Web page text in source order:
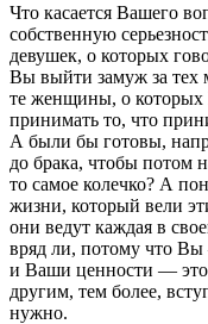
Что касается Вашего
собственную
девушек, о которых
Вы выйти замуж за тех
те женщины, о
принимать то, что
А были бы готовы,
до брака, чтобы потом
то самое колечко? А
жизни, который вели
они ведут каждая в
вряд ли, потому что
и Ваши ценности — это
другим, тем более,
нужно.